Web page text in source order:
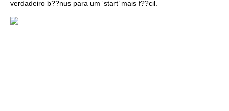
verdadeiro b??nus para um ‘start’ mais f??cil.